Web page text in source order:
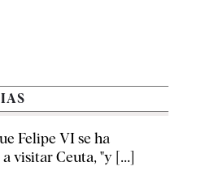
Felipe VI se ha
visitar Ceuta, "y [...]